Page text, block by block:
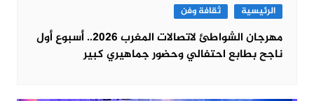
الرئيسية ثقافة وفن
مهرجان الشواطئ لاتصالات المغرب 2026.. أسبوع أول
ناجح بطابع احتفالي وحضور جماهيري كبير